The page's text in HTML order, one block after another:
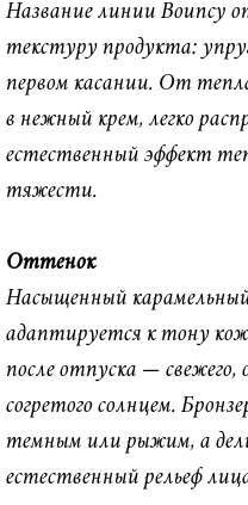
Название линии Bouncy
текстуру продукта:
первом касании. От
в нежный крем, легко
естественный эффект
тяжести.
Оттенок
Насыщенный
адаптируется к тону
после отпуска — свежего,
согретого солнцем.
темным или рыжим, а
естественный рельеф